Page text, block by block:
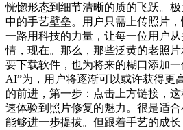
恍惚形态到细节清晰的质的飞跃。
中的手艺壁垒。用户只需上传照片
一路用科技的力量，让每一位用户
情，现在。那么，那些泛黄的老照
要下载软件，也为将来的糊口添加
AI”为，用户将逐渐可以或许获得更
的前进，第一步：点击上方链接，
速体验到照片修复的魅力。很是适
能够进一步提拔。但跟着手艺的成长